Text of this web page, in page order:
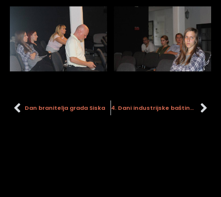
Dan branitelja grada Siska 4. Dani industrijske baštine grada Siska